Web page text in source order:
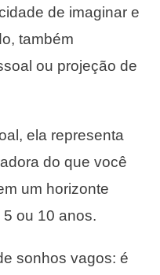
de imaginar e
também
ou projeção de
ela representa
do que você
um horizonte
ou 10 anos.
sonhos vagos: é